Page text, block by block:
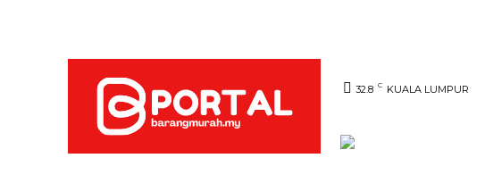
32.8 C KUALA LUMPUR